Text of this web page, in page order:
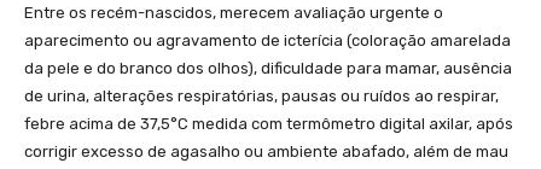
Entre os recém-nascidos, merecem avaliação urgente o
aparecimento ou agravamento de icterícia (coloração amarelada
da pele e do branco dos olhos), dificuldade para mamar, ausência
de urina, alterações respiratórias, pausas ou ruídos ao respirar,
febre acima de 37,5°C medida com termômetro digital axilar, após
corrigir excesso de agasalho ou ambiente abafado, além de mau